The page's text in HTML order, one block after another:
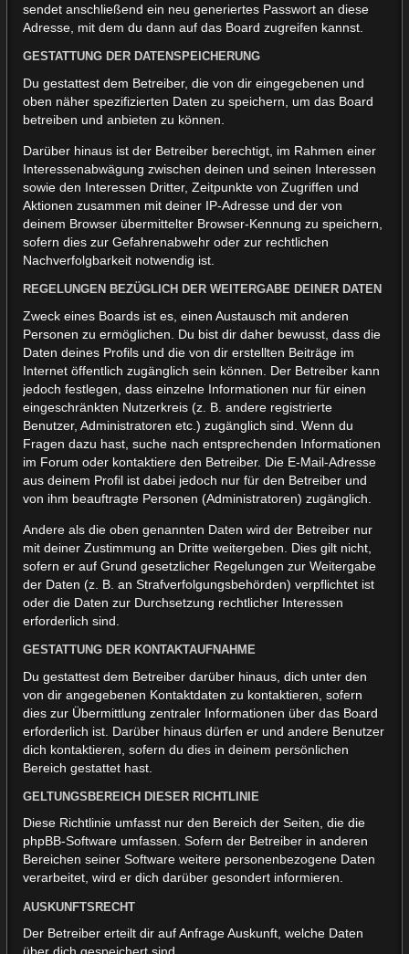
sendet anschließend ein neu generiertes Passwort an diese
Adresse, mit dem du dann auf das Board zugreifen kannst.
GESTATTUNG DER DATENSPEICHERUNG
Du gestattest dem Betreiber, die von dir eingegebenen und
oben näher spezifizierten Daten zu speichern, um das Board
betreiben und anbieten zu können.
Darüber hinaus ist der Betreiber berechtigt, im Rahmen einer
Interessenabwägung zwischen deinen und seinen Interessen
sowie den Interessen Dritter, Zeitpunkte von Zugriffen und
Aktionen zusammen mit deiner IP-Adresse und der von
deinem Browser übermittelter Browser-Kennung zu speichern,
sofern dies zur Gefahrenabwehr oder zur rechtlichen
Nachverfolgbarkeit notwendig ist.
REGELUNGEN BEZÜGLICH DER WEITERGABE DEINER DATEN
Zweck eines Boards ist es, einen Austausch mit anderen
Personen zu ermöglichen. Du bist dir daher bewusst, dass die
Daten deines Profils und die von dir erstellten Beiträge im
Internet öffentlich zugänglich sein können. Der Betreiber kann
jedoch festlegen, dass einzelne Informationen nur für einen
eingeschränkten Nutzerkreis (z. B. andere registrierte
Benutzer, Administratoren etc.) zugänglich sind. Wenn du
Fragen dazu hast, suche nach entsprechenden Informationen
im Forum oder kontaktiere den Betreiber. Die E-Mail-Adresse
aus deinem Profil ist dabei jedoch nur für den Betreiber und
von ihm beauftragte Personen (Administratoren) zugänglich.
Andere als die oben genannten Daten wird der Betreiber nur
mit deiner Zustimmung an Dritte weitergeben. Dies gilt nicht,
sofern er auf Grund gesetzlicher Regelungen zur Weitergabe
der Daten (z. B. an Strafverfolgungsbehörden) verpflichtet ist
oder die Daten zur Durchsetzung rechtlicher Interessen
erforderlich sind.
GESTATTUNG DER KONTAKTAUFNAHME
Du gestattest dem Betreiber darüber hinaus, dich unter den
von dir angegebenen Kontaktdaten zu kontaktieren, sofern
dies zur Übermittlung zentraler Informationen über das Board
erforderlich ist. Darüber hinaus dürfen er und andere Benutzer
dich kontaktieren, sofern du dies in deinem persönlichen
Bereich gestattet hast.
GELTUNGSBEREICH DIESER RICHTLINIE
Diese Richtlinie umfasst nur den Bereich der Seiten, die die
phpBB-Software umfassen. Sofern der Betreiber in anderen
Bereichen seiner Software weitere personenbezogene Daten
verarbeitet, wird er dich darüber gesondert informieren.
AUSKUNFTSRECHT
Der Betreiber erteilt dir auf Anfrage Auskunft, welche Daten